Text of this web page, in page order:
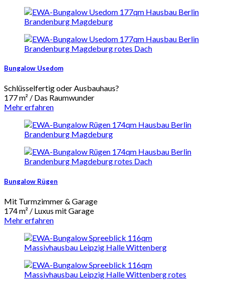
Bungalow Usedom
Schlüsselfertig oder Ausbauhaus?
177 m² / Das Raumwunder
Mehr erfahren
Bungalow Rügen
Mit Turmzimmer & Garage
174 m² / Luxus mit Garage
Mehr erfahren